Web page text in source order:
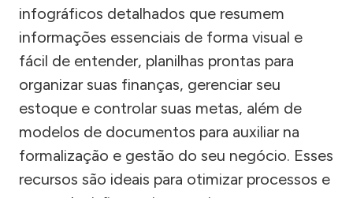
infográficos detalhados que resumem
informações essenciais de forma visual e
fácil de entender, planilhas prontas para
organizar suas finanças, gerenciar seu
estoque e controlar suas metas, além de
modelos de documentos para auxiliar na
formalização e gestão do seu negócio. Esses
recursos são ideais para otimizar processos e